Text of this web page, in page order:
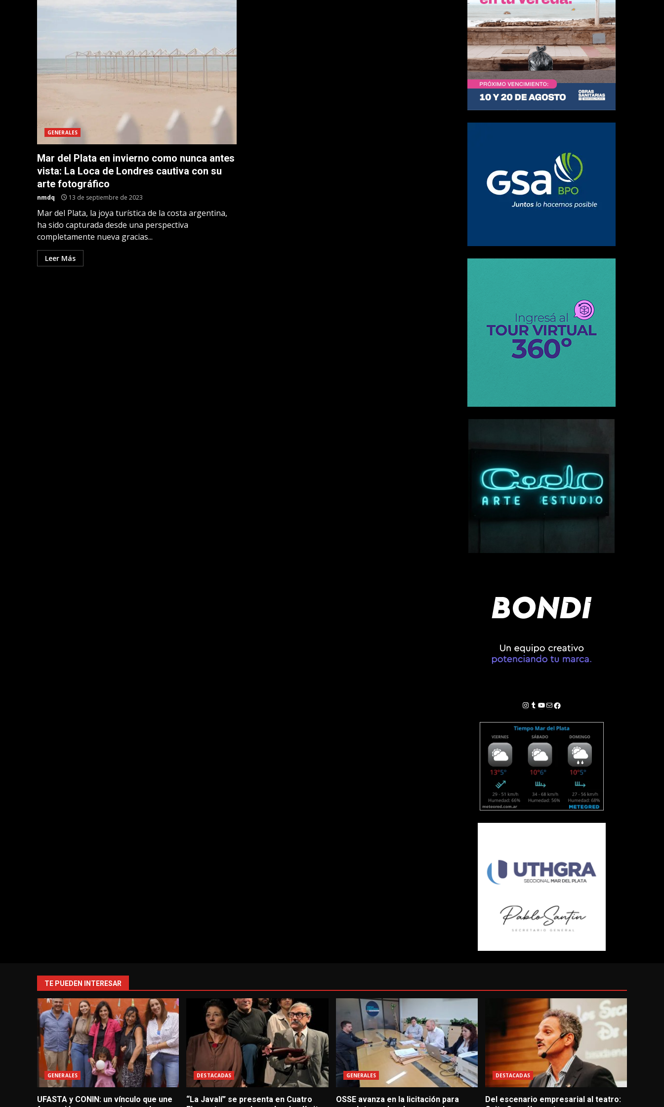
GENERALES
Mar del Plata en invierno como nunca antes
vista: La Loca de Londres cautiva con su
arte fotográfico
nmdq 13 de septiembre de 2023
Mar del Plata, la joya turística de la costa argentina,
ha sido capturada desde una perspectiva
completamente nueva gracias...
Leer Más
Instagram
Tumblr
YouTube
Correo electrónico
Facebook
TE PUEDEN INTERESAR
GENERALES
UFASTA y CONIN: un vínculo que une
DESTACADAS
“La Javalí” se presenta en Cuatro
GENERALES
OSSE avanza en la licitación para
DESTACADAS
Del escenario empresarial al teatro: